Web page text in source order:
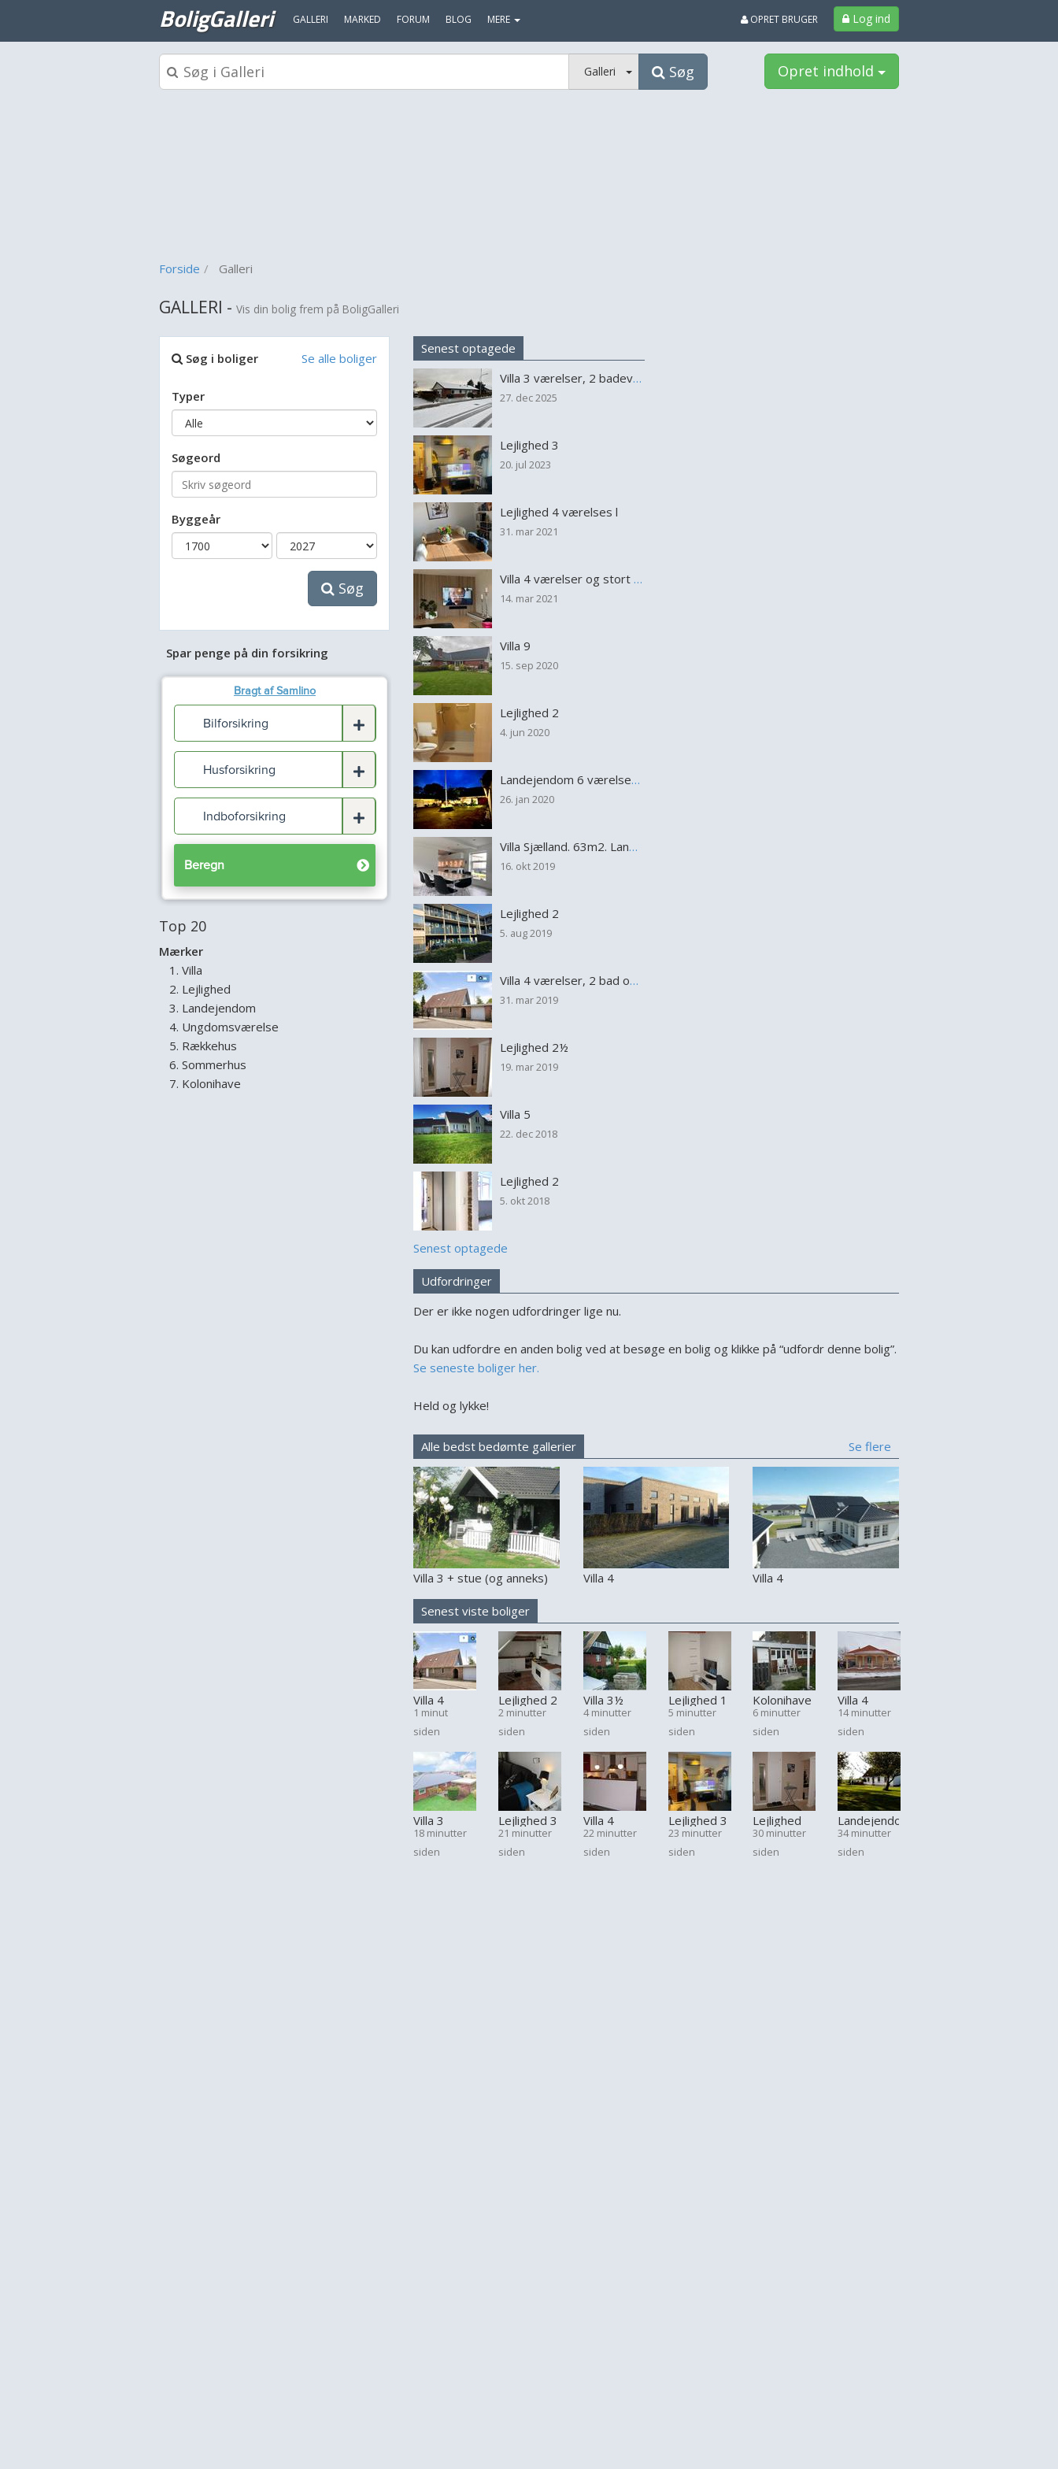
BoligGalleri GALLERI MARKED FORUM BLOG MERE Log ind
OPRET BRUGER
Galleri Søg Opret indhold
Forside Galleri
GALLERI - Vis din bolig frem på BoligGalleri
Senest optagede
Villa 3 værelser, 2 badeværelser på lukket villavej
27. dec 2025
Lejlighed 3
20. jul 2023
Lejlighed 4 værelses l
31. mar 2021
Villa 4 værelser og stort køkken/alrum
14. mar 2021
Villa 9
15. sep 2020
Lejlighed 2
4. jun 2020
Landejendom 6 værelser 2 stuer 2badeværelser
26. jan 2020
Villa Sjælland. 63m2. Langt ude på landet...... :-)
16. okt 2019
Lejlighed 2
5. aug 2019
Villa 4 værelser, 2 bad og 2 stuer.
31. mar 2019
Lejlighed 2½
19. mar 2019
Villa 5
22. dec 2018
Lejlighed 2
5. okt 2018
Senest optagede
Udfordringer
Der er ikke nogen udfordringer lige nu.
Du kan udfordre en anden bolig ved at besøge en bolig og klikke på “udfordr denne bolig”.
Se seneste boliger her.
Held og lykke!
Alle bedst bedømte gallerier Se flere
Villa 3 + stue (og anneks) Villa 4 Villa 4
Senest viste boliger
Villa 4
værelser,
2 bad og 2
stuer.
1 minut
siden
Lejlighed 2
2 minutter
siden
Villa 3½
4 minutter
siden
Lejlighed 1
5 minutter
siden
Kolonihave
2
6 minutter
siden
Villa 4
14 minutter
siden
Villa 3
18 minutter
siden
Lejlighed 3
21 minutter
siden
Villa 4
22 minutter
siden
Lejlighed 3
23 minutter
siden
Lejlighed
2½
30 minutter
siden
Landejendom
6
34 minutter
siden
Søg i boliger Se alle boliger
Typer
Søgeord
Byggeår
Søg
Spar penge på din forsikring
Top 20
Mærker
Villa
Lejlighed
Landejendom
Ungdomsværelse
Rækkehus
Sommerhus
Kolonihave